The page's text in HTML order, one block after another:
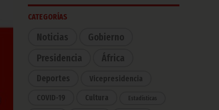
CATEGORÍAS
Noticias
Gobierno
Presidencia
África
Deportes Vicepresidencia
COVID-19 Cultura Estadísticas